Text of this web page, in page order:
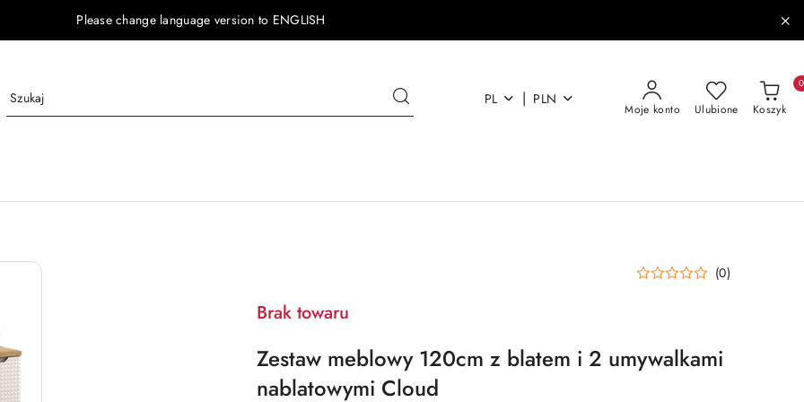
Please change language version to ENGLISH
PL | PLN
Moje konto Ulubione Koszyk
0
(0)
Brak towaru
Zestaw meblowy 120cm z blatem i 2 umywalkami
nablatowymi Cloud